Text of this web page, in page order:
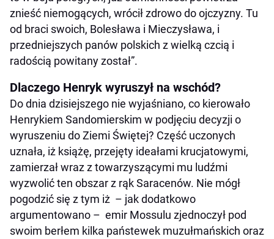
znieść niemogących, wrócił zdrowo do ojczyzny. Tu
od braci swoich, Bolesława i Mieczysława, i
przedniejszych panów polskich z wielką czcią i
radością powitany został”.
Dlaczego Henryk wyruszył na wschód?
Do dnia dzisiejszego nie wyjaśniano, co kierowało
Henrykiem Sandomierskim w podjęciu decyzji o
wyruszeniu do Ziemi Świętej? Część uczonych
uznała, iż książę, przejęty ideałami krucjatowymi,
zamierzał wraz z towarzyszącymi mu ludźmi
wyzwolić ten obszar z rąk Saracenów. Nie mógł
pogodzić się z tym iż – jak dodatkowo
argumentowano – emir Mossulu zjednoczył pod
swoim berłem kilka państewek muzułmańskich oraz